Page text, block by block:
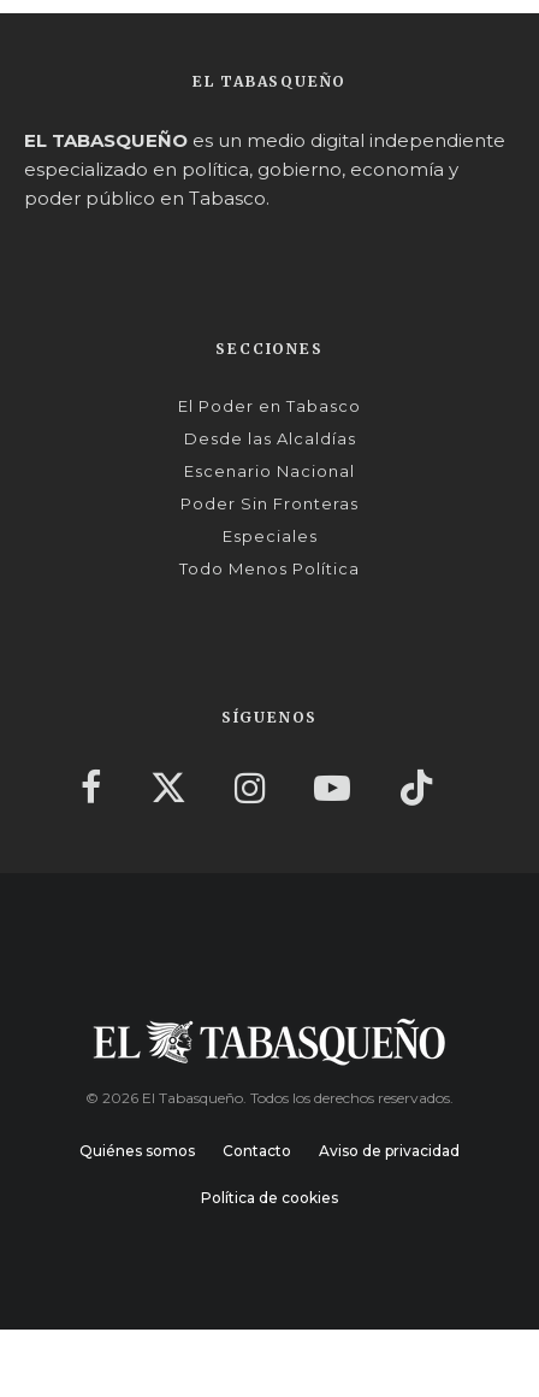
EL TABASQUEÑO
EL TABASQUEÑO es un medio digital independiente
especializado en política, gobierno, economía y
poder público en Tabasco.
SECCIONES
El Poder en Tabasco
Desde las Alcaldías
Escenario Nacional
Poder Sin Fronteras
Especiales
Todo Menos Política
SÍGUENOS
© 2026 El Tabasqueño. Todos los derechos reservados.
Quiénes somos Contacto Aviso de privacidad
Política de cookies